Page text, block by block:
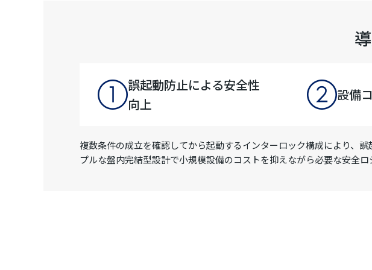
誤起動防止による安全性
向上
設備
複数条件の成立を確認してから起動するインターロック構成により、
プルな盤内完結型設計で小規模設備のコストを抑えながら必要な安全ロ